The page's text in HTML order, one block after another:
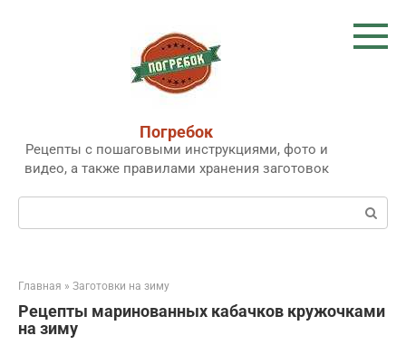
Погребок
Рецепты с пошаговыми инструкциями, фото и
видео, а также правилами хранения заготовок
Поиск:
Главная » Заготовки на зиму
Рецепты маринованных кабачков кружочками
на зиму